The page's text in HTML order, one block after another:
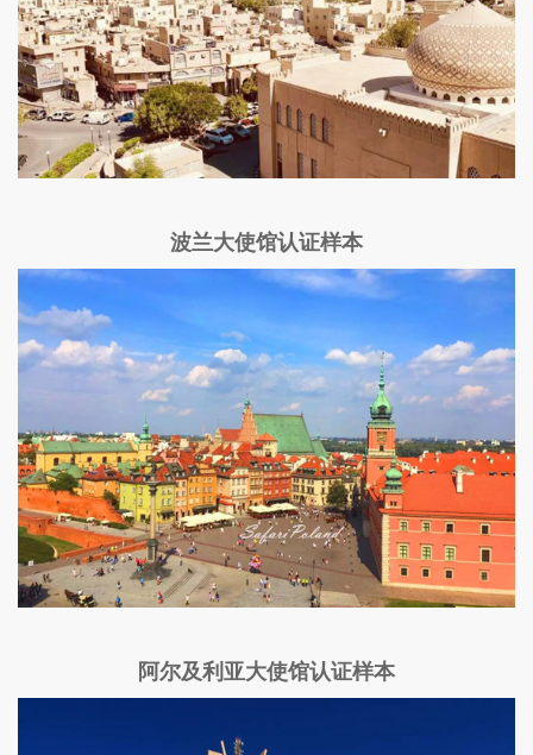
波兰大使馆认证样本
阿尔及利亚大使馆认证样本